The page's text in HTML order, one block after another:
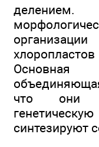
что они
синтезируют